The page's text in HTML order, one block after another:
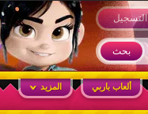
التسجيل
ألعاب باربي المزيد